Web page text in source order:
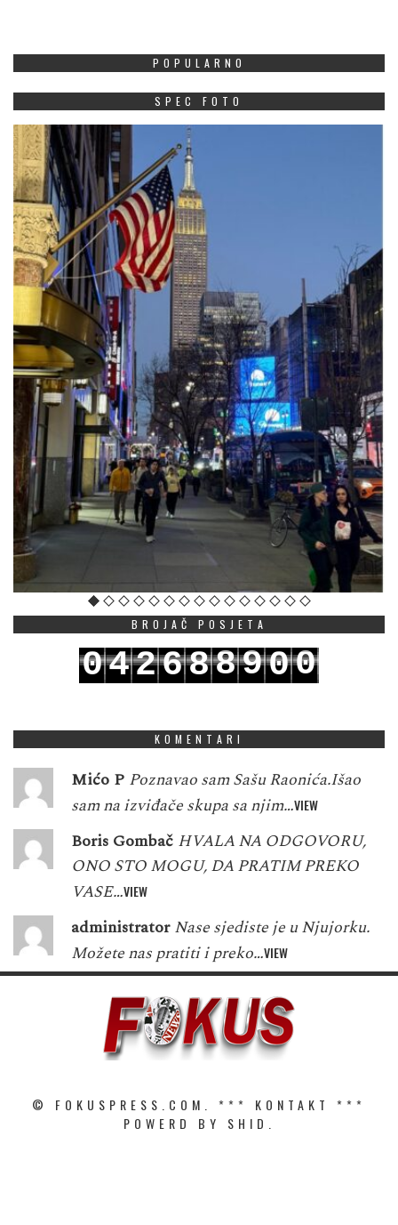
POPULARNO
SPEC FOTO
BROJAČ POSJETA
042688900
KOMENTARI
Mićo P Poznavao sam Sašu Raonića.Išao
sam na izviđače skupa sa njim…VIEW
Boris Gombač HVALA NA ODGOVORU,
ONO STO MOGU, DA PRATIM PREKO
VASE…VIEW
administrator Nase sjediste je u Njujorku.
Možete nas pratiti i preko…VIEW
© FOKUSPRESS.COM. *** KONTAKT
***
POWERD BY SHID.